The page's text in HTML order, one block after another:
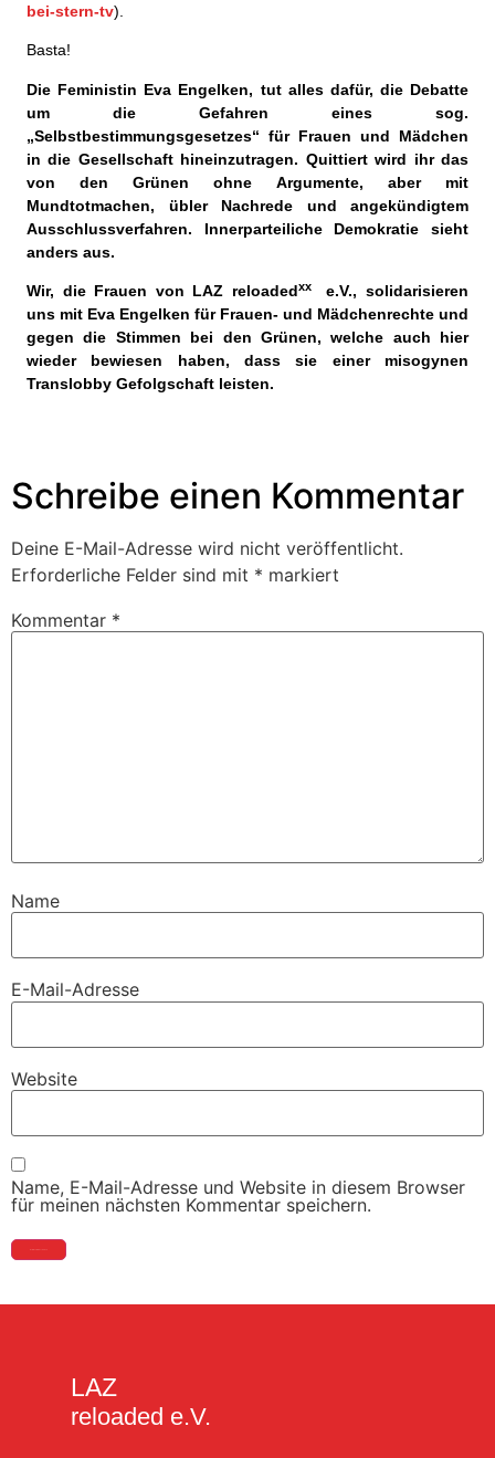
bei-stern-tv).
Basta!
Die Feministin Eva Engelken, tut alles dafür, die Debatte
um die Gefahren eines sog.
„Selbstbestimmungsgesetzes“ für Frauen und Mädchen
in die Gesellschaft hineinzutragen. Quittiert wird ihr das
von den Grünen ohne Argumente, aber mit
Mundtotmachen, übler Nachrede und angekündigtem
Ausschlussverfahren. Innerparteiliche Demokratie sieht
anders aus.
Wir, die Frauen von LAZ reloadedxx e.V., solidarisieren
uns mit Eva Engelken für Frauen- und Mädchenrechte und
gegen die Stimmen bei den Grünen, welche auch hier
wieder bewiesen haben, dass sie einer misogynen
Translobby Gefolgschaft leisten.
Schreibe einen Kommentar
Deine E-Mail-Adresse wird nicht veröffentlicht.
Erforderliche Felder sind mit * markiert
Kommentar *
Name
E-Mail-Adresse
Website
Name, E-Mail-Adresse und Website in diesem Browser
für meinen nächsten Kommentar speichern.
LAZ
reloaded e.V.